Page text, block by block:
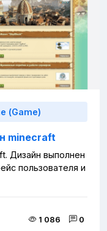
(Game)
minecraft
Дизайн выполнен
пользователя и
1 086 0